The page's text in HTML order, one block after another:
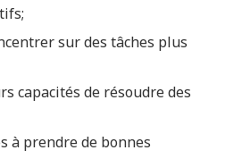
sur des tâches plus
capacités de résoudre des
à prendre de bonnes